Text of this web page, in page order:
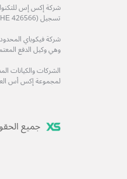
تسجيل (HE 426566)، وهي مزود لحلول تكنولوجيا أسواق المال والذراع التكنولوجي لمجموعة إكس أس العالمية.
وهي وكيل الدفع
الشركات والكيانات
لمجموعة إكس أس
جميع الحقوق